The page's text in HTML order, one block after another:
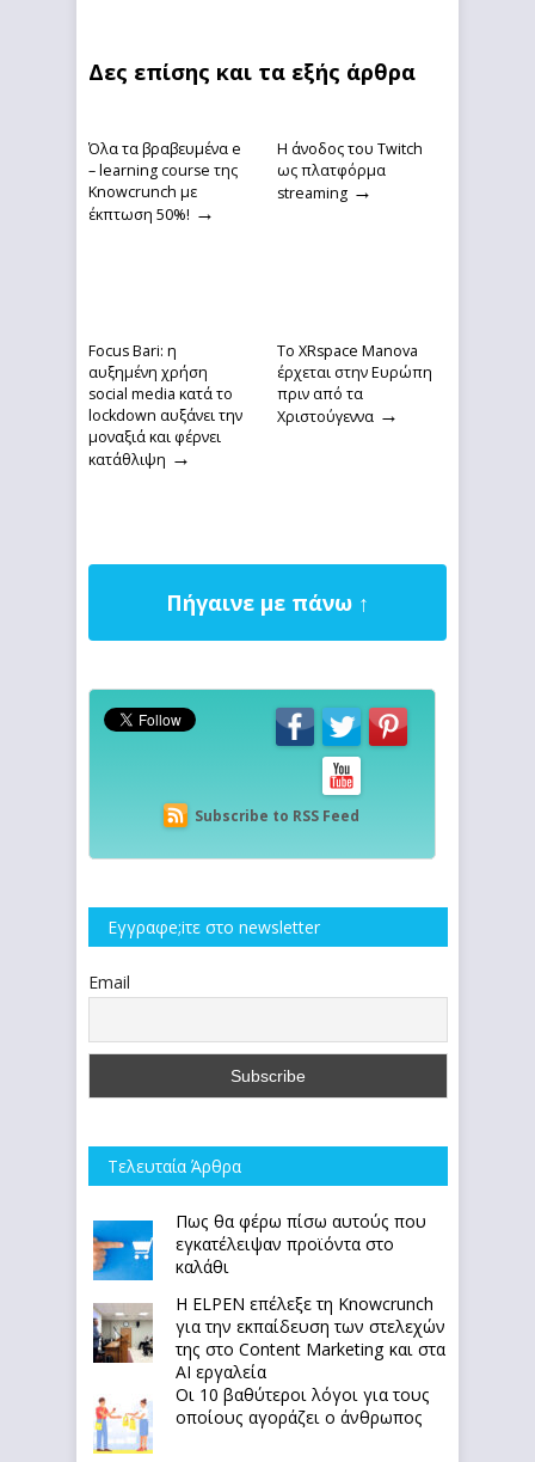
Δες επίσης και τα εξής άρθρα
Όλα τα βραβευμένα e
– learning course της
Knowcrunch με
έκπτωση 50%! →
Η άνοδος του Twitch
ως πλατφόρμα
streaming →
Focus Bari: η
αυξημένη χρήση
social media κατά το
lockdown αυξάνει την
μοναξιά και φέρνει
κατάθλιψη →
Το XRspace Manova
έρχεται στην Ευρώπη
πριν από τα
Χριστούγεννα →
Πήγαινε με πάνω ↑
Subscribe to RSS Feed
Εγγραφe;iτε στο newsletter
Email
Τελευταία Άρθρα
Πως θα φέρω πίσω αυτούς που
εγκατέλειψαν προϊόντα στο
καλάθι
Η ELPEN επέλεξε τη Knowcrunch
για την εκπαίδευση των στελεχών
της στο Content Marketing και στα
AI εργαλεία
Οι 10 βαθύτεροι λόγοι για τους
οποίους αγοράζει ο άνθρωπος